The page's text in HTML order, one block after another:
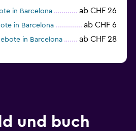
in Barcelona ab CHF 26
in Barcelona ab CHF 6
in Barcelona ab CHF 28
und buch